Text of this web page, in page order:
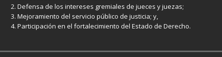
Defensa de los intereses gremiales de jueces y juezas;
Mejoramiento del servicio público de justicia; y,
Participación en el fortalecimiento del Estado de Derecho.